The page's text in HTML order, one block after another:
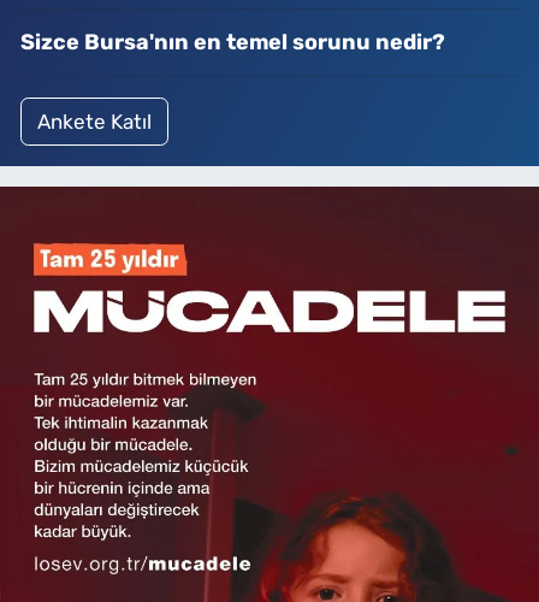
Sizce Bursa'nın en temel sorunu nedir?
Ankete Katıl